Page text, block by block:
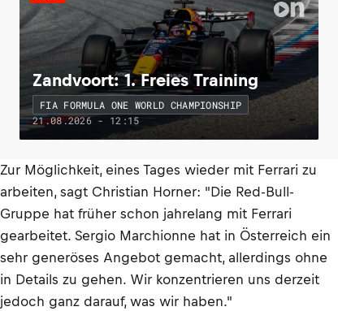
Zandvoort: 1. Freies Training
FIA FORMULA ONE WORLD CHAMPIONSHIP
21.08.2026 - 12:15
Zur Möglichkeit, eines Tages wieder mit Ferrari zu
arbeiten, sagt Christian Horner: "Die Red-Bull-
Gruppe hat früher schon jahrelang mit Ferrari
gearbeitet. Sergio Marchionne hat in Österreich ein
sehr generöses Angebot gemacht, allerdings ohne
in Details zu gehen. Wir konzentrieren uns derzeit
jedoch ganz darauf, was wir haben."